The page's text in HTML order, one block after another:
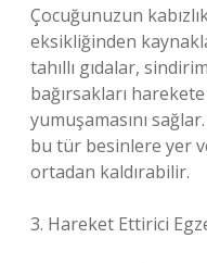
Çocuğunuzun
eksikliğinden
tahıllı gıdalar,
bağırsakları harekete
yumuşamasını
bu tür besinlere yer
ortadan kaldırabilir.
3. Hareket Ettirici